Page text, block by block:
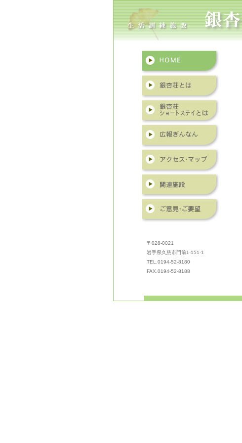
〒028-0021
岩手県久慈市門前1-151-1
TEL.0194-52-8180
FAX.0194-52-8188